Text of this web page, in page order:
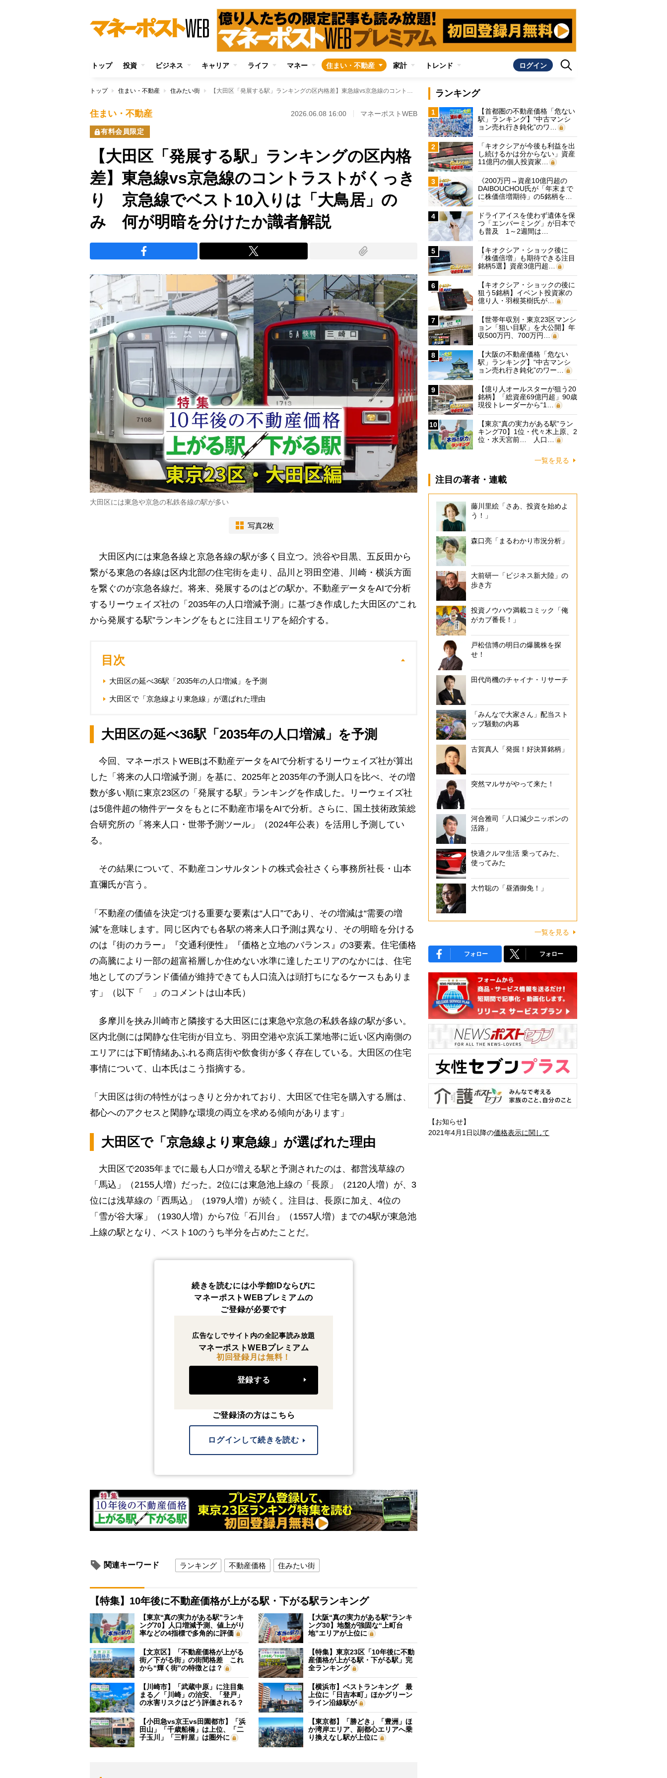
トップ 投資 ビジネス キャリア ライフ マネー 住まい・不動産 家計 トレンド ログイン
トップ 住まい・不動産 住みたい街 【大田区「発展する駅」ランキングの区内格差】東急線vs京急線のコントラストがくっきり 京急線でベスト10入りは「大鳥居」のみ 何が明暗を分けたか識者解説
住まい・不動産 2026.06.08 16:00 マネーポストWEB
有料会員限定
【大田区「発展する駅」ランキングの区内格
差】東急線vs京急線のコントラストがくっき
り 京急線でベスト10入りは「大鳥居」の
み 何が明暗を分けたか識者解説
大田区には東急や京急の私鉄各線の駅が多い
写真2枚
大田区内には東急各線と京急各線の駅が多く目立つ。渋谷や目黒、五反田から
繋がる東急の各線は区内北部の住宅街を走り、品川と羽田空港、川崎・横浜方面
を繋ぐのが京急各線だ。将来、発展するのはどの駅か。不動産データをAIで分析
するリーウェイズ社の「2035年の人口増減予測」に基づき作成した大田区の“これ
から発展する駅”ランキングをもとに注目エリアを紹介する。
目次
大田区の延べ36駅「2035年の人口増減」を予測
大田区で「京急線より東急線」が選ばれた理由
大田区の延べ36駅「2035年の人口増減」を予測
今回、マネーポストWEBは不動産データをAIで分析するリーウェイズ社が算出
した「将来の人口増減予測」を基に、2025年と2035年の予測人口を比べ、その増
数が多い順に東京23区の「発展する駅」ランキングを作成した。リーウェイズ社
は5億件超の物件データをもとに不動産市場をAIで分析。さらに、国土技術政策総
合研究所の「将来人口・世帯予測ツール」（2024年公表）を活用し予測してい
る。
その結果について、不動産コンサルタントの株式会社さくら事務所社長・山本
直彌氏が言う。
「不動産の価値を決定づける重要な要素は“人口”であり、その増減は“需要の増
減”を意味します。同じ区内でも各駅の将来人口予測は異なり、その明暗を分ける
のは『街のカラー』『交通利便性』『価格と立地のバランス』の3要素。住宅価格
の高騰により一部の超富裕層しか住めない水準に達したエリアのなかには、住宅
地としてのブランド価値が維持できても人口流入は頭打ちになるケースもありま
す」（以下「 」のコメントは山本氏）
多摩川を挟み川崎市と隣接する大田区には東急や京急の私鉄各線の駅が多い。
区内北側には閑静な住宅街が目立ち、羽田空港や京浜工業地帯に近い区内南側の
エリアには下町情緒あふれる商店街や飲食街が多く存在している。大田区の住宅
事情について、山本氏はこう指摘する。
「大田区は街の特性がはっきりと分かれており、大田区で住宅を購入する層は、
都心へのアクセスと閑静な環境の両立を求める傾向があります」
大田区で「京急線より東急線」が選ばれた理由
大田区で2035年までに最も人口が増える駅と予測されたのは、都営浅草線の
「馬込」（2155人増）だった。2位には東急池上線の「長原」（2120人増）が、3
位には浅草線の「西馬込」（1979人増）が続く。注目は、長原に加え、4位の
「雪が谷大塚」（1930人増）から7位「石川台」（1557人増）までの4駅が東急池
上線の駅となり、ベスト10のうち半分を占めたことだ。
続きを読むには小学館IDならびに
マネーポストWEBプレミアムの
ご登録が必要です
広告なしでサイト内の全記事読み放題
マネーポストWEBプレミアム
初回登録月は無料！
登録する
ご登録済の方はこちら
ログインして続きを読む
関連キーワード ランキング 不動産価格 住みたい街
【特集】10年後に不動産価格が上がる駅・下がる駅ランキング
【東京“真の実力がある駅”ランキ
ング70】人口増減予測、値上がり
率などの4指標で多角的に評価
【大阪“真の実力がある駅”ランキ
ング30】地盤が強固な“上町台
地”エリアが上位に
【文京区】「不動産価格が上がる
街／下がる街」の街間格差 これ
から“輝く街”の特徴とは？
【特集】東京23区「10年後に不動
産価格が上がる駅・下がる駅」完
全ランキング
【川崎市】「武蔵中原」に注目集
まる／「川崎」の治安、「登戸」
の水害リスクはどう評価される？
【横浜市】ベストランキング 最
上位に「日吉本町」ほかグリーン
ライン沿線駅が
【小田急vs京王vs田園都市】「浜
田山」「千歳船橋」は上位、「二
子玉川」「三軒屋」は圏外に
【東京都】「勝どき」「豊洲」ほ
か湾岸エリア、副都心エリアへ乗
り換えなし駅が上位に
ランキング
1
【首都圏の不動産価格「危ない
駅」ランキング】“中古マンシ
ョン売れ行き鈍化”のワ…
2
「キオクシアが今後も利益を出
し続けるかは分からない」資産
11億円の個人投資家…
3
《200万円→資産10億円超の
DAIBOUCHOU氏が「年末まで
に株価倍増期待」の5銘柄を…
4
ドライアイスを使わず遺体を保
つ「エンバーミング」が日本で
も普及 1～2週間は…
5
【キオクシア・ショック後に
「株価倍増」も期待できる注目
銘柄5選】資産3億円超…
6
【キオクシア・ショックの後に
狙う5銘柄】イベント投資家の
億り人・羽根英樹氏が…
7
【世帯年収別・東京23区マンシ
ョン「狙い目駅」を大公開】年
収500万円、700万円…
8
【大阪の不動産価格「危ない
駅」ランキング】“中古マンシ
ョン売れ行き鈍化”のワー…
9
【億り人オールスターが狙う20
銘柄】「総資産69億円超」90歳
現役トレーダーから“1…
10
【東京“真の実力がある駅”ラン
キング70】1位・代々木上原、2
位・水天宮前… 人口…
一覧を見る
注目の著者・連載
藤川里絵「さあ、投資を始めよ
う！」
森口亮「まるわかり市況分析」
大前研一「ビジネス新大陸」の
歩き方
投資ノウハウ満載コミック「俺
がカブ番長！」
戸松信博の明日の爆騰株を探
せ！
田代尚機のチャイナ・リサーチ
「みんなで大家さん」配当スト
ップ騒動の内幕
古賀真人「発掘！好決算銘柄」
突然マルサがやって来た！
河合雅司「人口減少ニッポンの
活路」
快適クルマ生活 乗ってみた、
使ってみた
大竹聡の「昼酒御免！」
一覧を見る
フォロー フォロー
【お知らせ】
2021年4月1日以降の価格表示に関して